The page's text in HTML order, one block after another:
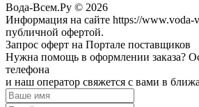
Вода-Всем.Ру © 2026
Информация на сайте https://www.voda-
публичной офертой.
Запрос оферт на Портале поставщиков
Нужна помощь в оформлении заказа?
телефона
и наш оператор свяжется с вами в